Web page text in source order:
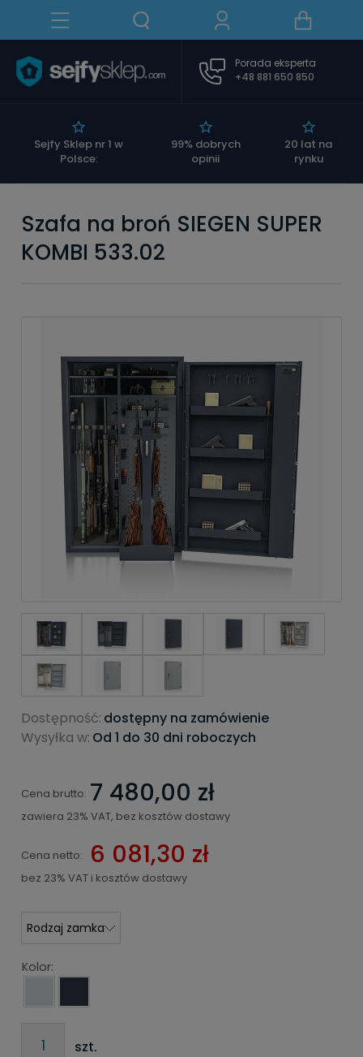
Sejfy Sklep nr 1 w
Polsce:
99% dobrych
opinii
20 lat na
rynku
Porada eksperta
+48 881 650 850
Szafa na broń SIEGEN SUPER
KOMBI 533.02
Dostępność: dostępny na zamówienie
Wysyłka w: Od 1 do 30 dni roboczych
Cena brutto: 7 480,00 zł
zawiera 23% VAT, bez kosztów dostawy
Cena netto: 6 081,30 zł
bez 23% VAT i kosztów dostawy
Kolor:
szt.